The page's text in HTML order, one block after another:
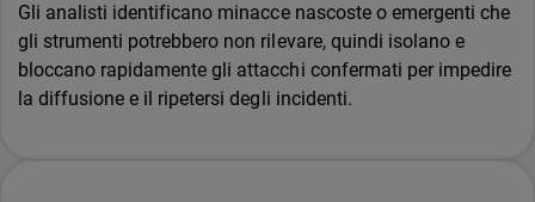
Gli analisti identificano minacce nascoste o emergenti che
gli strumenti potrebbero non rilevare, quindi isolano e
bloccano rapidamente gli attacchi confermati per impedire
la diffusione e il ripetersi degli incidenti.